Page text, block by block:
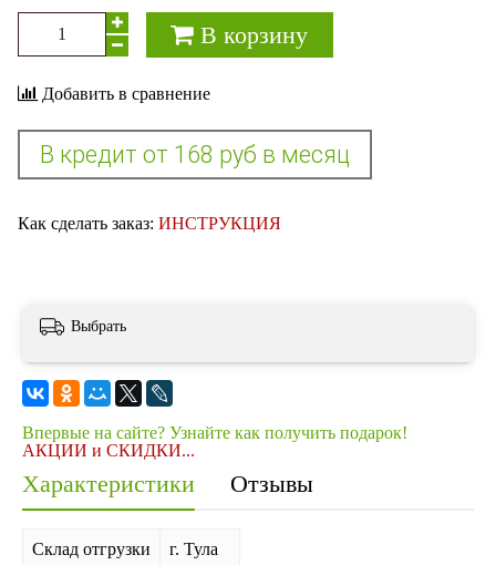
В корзину
Добавить в сравнение
Как сделать заказ: ИНСТРУКЦИЯ
Выбрать
Впервые на сайте? Узнайте как получить подарок!
АКЦИИ и СКИДКИ...
Характеристики Отзывы
Склад отгрузки г. Тула